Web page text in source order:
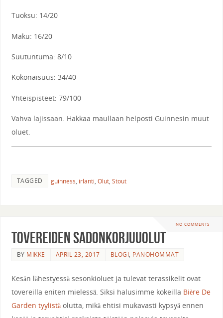
Tuoksu: 14/20
Maku: 16/20
Suutuntuma: 8/10
Kokonaisuus: 34/40
Yhteispisteet: 79/100
Vahva lajissaan. Hakkaa maullaan helposti Guinnesin muut
oluet.
TAGGED guinness, irlanti, Olut, Stout
NO COMMENTS
Tovereiden Sadonkorjuuolut
BY MIKKE APRIL 23, 2017 BLOGI, PANOHOMMAT
Kesän lähestyessä sesonkioluet ja tulevat terassikelit ovat
tovereilla eniten mielessä. Siksi halusimme kokeilla Bière De
Garden tyylistäolutta, mikä ehtisi mukavasti kypsyä ennen